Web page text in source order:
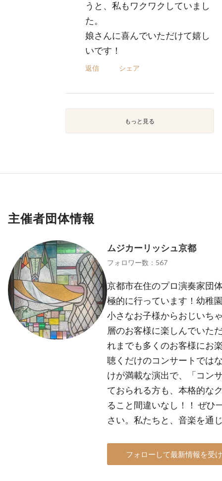
うと、私もワクワクしていまし
た。
娘さんに喜んでいただけて嬉し
いです！
返信 シェア
もっと見る
主催者団体情報
ムジカーリッシュ京都
フォロワー数：567
京都市在住のプロ演奏家団
極的に行っています！幼稚
小さなお子様からおじいち
層のお客様に楽しんでいた
れまでも多くのお客様にお
聴くだけのコンサートでは
けが満載な演出で、「コン
ておられる方も、本格的な
ること間違いなし！！ ぜひ
さい。私たちと、音楽を通
フォローして最新情報を受